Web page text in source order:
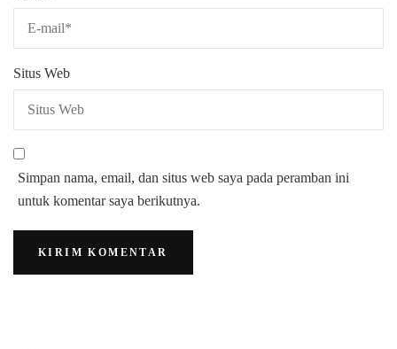
Situs Web
Simpan nama, email, dan situs web saya pada peramban ini
untuk komentar saya berikutnya.